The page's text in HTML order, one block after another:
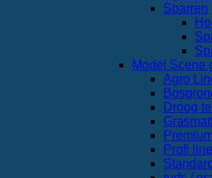
Sparren
Model Scene
Agro
Droog
Profi